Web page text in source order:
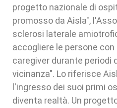
progetto nazionale di
promosso da Aisla",
sclerosi laterale
accogliere le persone con
caregiver durante periodi
vicinanza". Lo riferisce
l'ingresso dei suoi primi
diventa realtà. Un